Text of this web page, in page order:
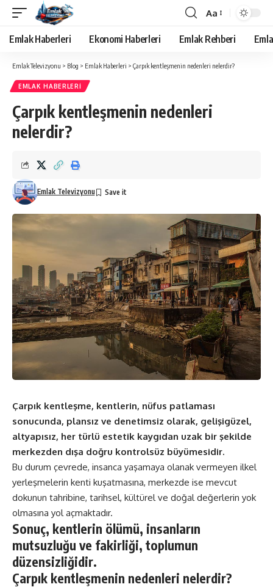
Yazı
Tipi
Boyutlandırıcı
Aa
Emlak Haberleri Ekonomi Haberleri Emlak Rehberi
Emlak Televizyonu > Blog > Emlak Haberleri > Çarpık kentleşmenin nedenleri nelerdir?
EMLAK HABERLERI
Çarpık kentleşmenin nedenleri
nelerdir?
Emlak Televizyonu
Çarpık kentleşme, kentlerin, nüfus patlaması
sonucunda, plansız ve denetimsiz olarak, gelişigüzel,
altyapısız, her türlü estetik kaygıdan uzak bir şekilde
merkezden dışa doğru kontrolsüz büyümesidir.
Bu durum çevrede, insanca yaşamaya olanak vermeyen ilkel
yerleşmelerin kenti kuşatmasına, merkezde ise mevcut
dokunun tahribine, tarihsel, kültürel ve doğal değerlerin yok
olmasına yol açmaktadır.
Sonuç, kentlerin ölümü, insanların
mutsuzluğu ve fakirliği, toplumun
düzensizliğidir.
Çarpık kentleşmenin nedenleri nelerdir?